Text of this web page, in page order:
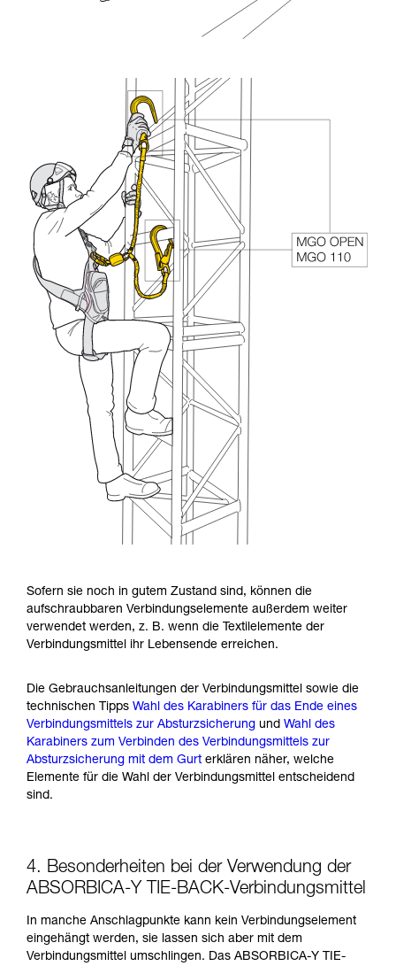
Sofern sie noch in gutem Zustand sind, können die
aufschraubbaren Verbindungselemente außerdem weiter
verwendet werden, z. B. wenn die Textilelemente der
Verbindungsmittel ihr Lebensende erreichen.
Die Gebrauchsanleitungen der Verbindungsmittel sowie die
technischen Tipps Wahl des Karabiners für das Ende eines
Verbindungsmittels zur Absturzsicherung und Wahl des
Karabiners zum Verbinden des Verbindungsmittels zur
Absturzsicherung mit dem Gurt erklären näher, welche
Elemente für die Wahl der Verbindungsmittel entscheidend
sind.
4. Besonderheiten bei der Verwendung der
ABSORBICA-Y TIE-BACK-Verbindungsmittel
In manche Anschlagpunkte kann kein Verbindungselement
eingehängt werden, sie lassen sich aber mit dem
Verbindungsmittel umschlingen. Das ABSORBICA-Y TIE-